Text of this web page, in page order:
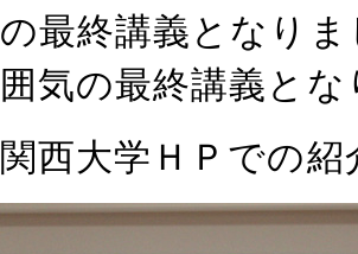
の最終講義となり
囲気の最終講義と
関西大学ＨＰでの紹